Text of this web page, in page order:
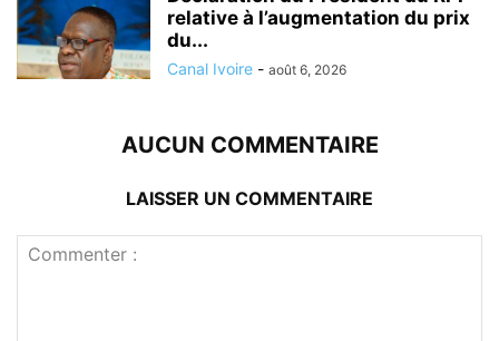
relative à l’augmentation du prix
du...
Canal Ivoire - août 6, 2026
AUCUN COMMENTAIRE
LAISSER UN COMMENTAIRE